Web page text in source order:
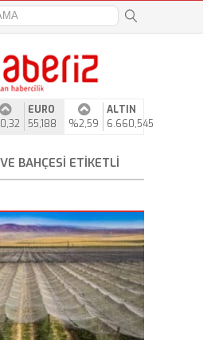
EURO
55,188
%2,59
ALTIN
6.660,545
BAHÇESI ETIKETLI